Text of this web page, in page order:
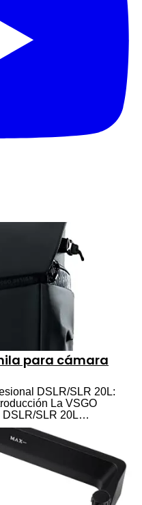
para cámara
DSLR/SLR 20L:
La VSGO
DSLR/SLR 20L…